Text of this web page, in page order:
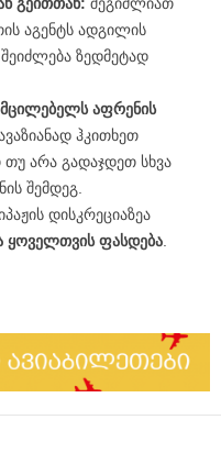
აგენტს ადგილის
ზედმეტად
აფრენის
ჰკითხეთ
არა გადაჯდეთ სხვა
შემდეგ.
დისკრეციაზეა
ყოველთვის ფასდება